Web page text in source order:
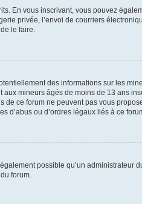
En vous inscrivant, vous pouvez
privée, l’envoi de courriers
le faire.
des informations sur les
mineurs âgés de moins de 13 ans
ce forum ne peuvent pas vous
d’abus ou d’ordres légaux liés à ce
possible qu’un administrateur
forum.